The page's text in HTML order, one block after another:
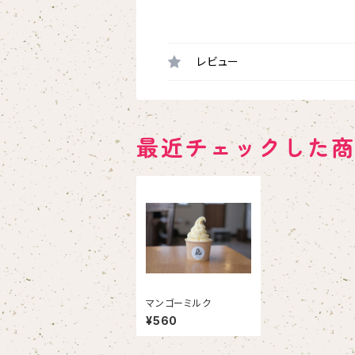
レビュー
最近チェックした
マンゴーミルク
¥560